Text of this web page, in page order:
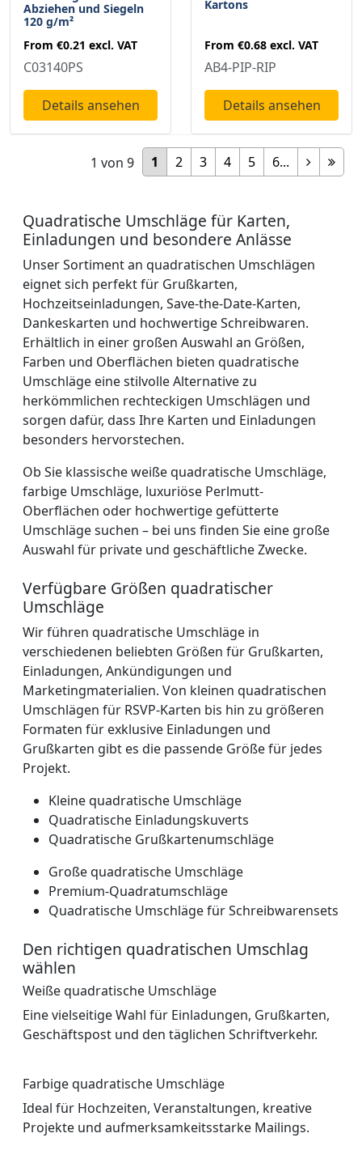
Abziehen und Siegeln
120 g/m²
From €0.21 excl. VAT
C03140PS
Details ansehen
Kartons
From €0.68 excl. VAT
AB4-PIP-RIP
Details ansehen
1 2 3 4 5 6...
1 von 9
Quadratische Umschläge für Karten,
Einladungen und besondere Anlässe
Unser Sortiment an quadratischen Umschlägen
eignet sich perfekt für Grußkarten,
Hochzeitseinladungen, Save-the-Date-Karten,
Dankeskarten und hochwertige Schreibwaren.
Erhältlich in einer großen Auswahl an Größen,
Farben und Oberflächen bieten quadratische
Umschläge eine stilvolle Alternative zu
herkömmlichen rechteckigen Umschlägen und
sorgen dafür, dass Ihre Karten und Einladungen
besonders hervorstechen.
Ob Sie klassische weiße quadratische Umschläge,
farbige Umschläge, luxuriöse Perlmutt-
Oberflächen oder hochwertige gefütterte
Umschläge suchen – bei uns finden Sie eine große
Auswahl für private und geschäftliche Zwecke.
Verfügbare Größen quadratischer
Umschläge
Wir führen quadratische Umschläge in
verschiedenen beliebten Größen für Grußkarten,
Einladungen, Ankündigungen und
Marketingmaterialien. Von kleinen quadratischen
Umschlägen für RSVP-Karten bis hin zu größeren
Formaten für exklusive Einladungen und
Grußkarten gibt es die passende Größe für jedes
Projekt.
Kleine quadratische Umschläge
Quadratische Einladungskuverts
Quadratische Grußkartenumschläge
Große quadratische Umschläge
Premium-Quadratumschläge
Quadratische Umschläge für Schreibwarensets
Den richtigen quadratischen Umschlag
wählen
Weiße quadratische Umschläge
Eine vielseitige Wahl für Einladungen, Grußkarten,
Geschäftspost und den täglichen Schriftverkehr.
Farbige quadratische Umschläge
Ideal für Hochzeiten, Veranstaltungen, kreative
Projekte und aufmerksamkeitsstarke Mailings.